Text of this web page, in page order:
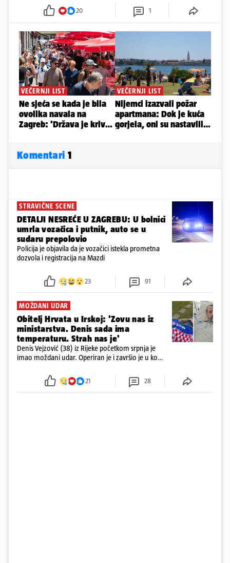
20 1
Komentari 1
STRAVIČNE SCENE
DETALJI NESREĆE U ZAGREBU: U bolnici
umrla vozačica i putnik, auto se u
sudaru prepolovio
Policija je objavila da je vozačici istekla prometna
dozvola i registracija na Mazdi
23 91
MOŽDANI UDAR
Obitelj Hrvata u Irskoj: 'Zovu nas iz
ministarstva. Denis sada ima
temperaturu. Strah nas je'
Denis Vejzović (38) iz Rijeke početkom srpnja je
imao moždani udar. Operiran je i završio je u komi.
tamošnji liječnici ne vjeruju u oporavak: 'Imamo
21 28